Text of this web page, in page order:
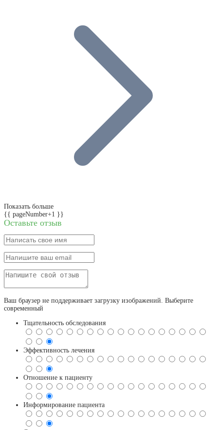
Показать больше
{{ pageNumber+1 }}
Оставьте отзыв
Ваш браузер не поддерживает загрузку изображений. Выберите
современный
Тщательность обследования
Эффективность лечения
Отношение к пациенту
Информирование пациента